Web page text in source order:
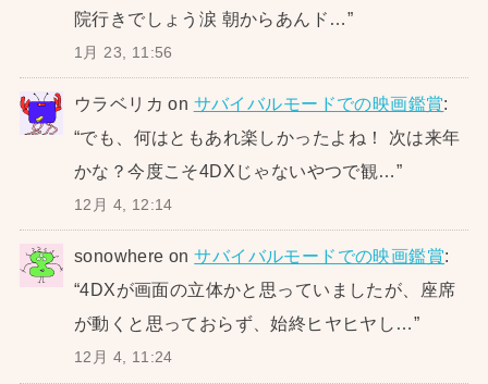
院行きでしょう涙 朝からあんド… ”
1月 23, 11:56
ウラベリカ on サバイバルモードでの映画鑑賞:
“でも、何はともあれ楽しかったよね！ 次は来年
かな？今度こそ4DXじゃないやつで観…”
12月 4, 12:14
sonowhere onサバイバルモードでの映画鑑賞:
“4DXが画面の立体かと思っていましたが、座席
が動くと思っておらず、始終ヒヤヒヤし…”
12月 4, 11:24